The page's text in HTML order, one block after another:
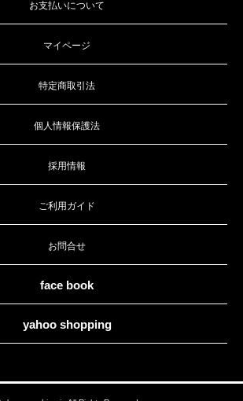
お支払いについて
マイページ
特定商取引法
個人情報保護法
採用情報
ご利用ガイド
お問合せ
face book
yahoo shopping